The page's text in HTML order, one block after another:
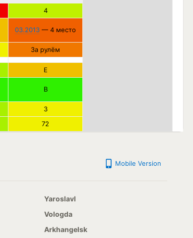
4
03.2013 — 4 место
За рулём
E
B
3
72
Mobile Version
Yaroslavl
Vologda
Arkhangelsk